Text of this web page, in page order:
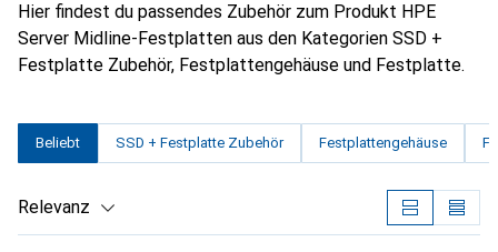
Hier findest du passendes Zubehör zum Produkt HPE
Server Midline-Festplatten aus den Kategorien SSD +
Festplatte Zubehör, Festplattengehäuse und Festplatte.
Beliebt SSD + Festplatte Zubehör Festplattengehäuse
Relevanz